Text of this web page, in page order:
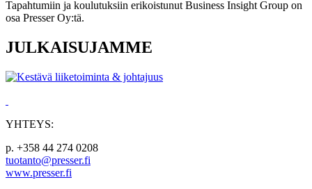
Tapahtumiin ja koulutuksiin erikoistunut Business Insight Group on
osa Presser Oy:tä.
JULKAISUJAMME
YHTEYS:
p. +358 44 274 0208
tuotanto@presser.fi
www.presser.fi